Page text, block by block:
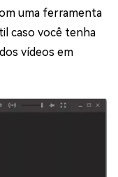
uma ferramenta
caso você tenha
vídeos em